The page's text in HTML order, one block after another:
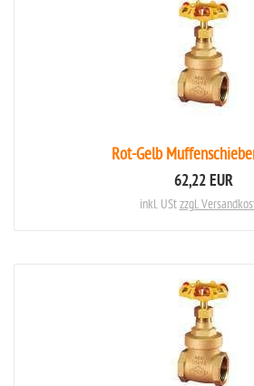
Rot-Gelb
62,22 EUR
inkl. UStzzgl.